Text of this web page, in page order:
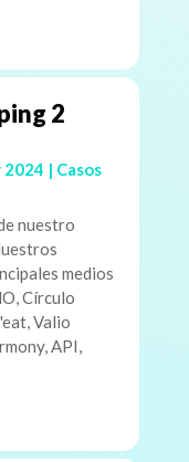
2
2024 | Casos
nuestro
medios
Círculo
Valio
API,